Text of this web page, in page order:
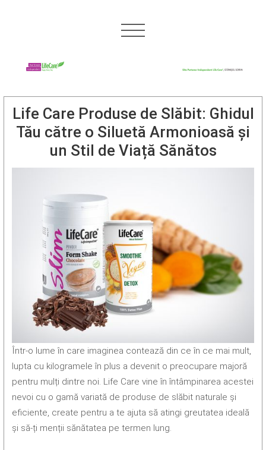
Life Care Produse de Slăbit: Ghidul
Tău către o Siluetă Armonioasă și
un Stil de Viață Sănătos
Într-o lume în care imaginea contează din ce în ce mai mult,
lupta cu kilogramele în plus a devenit o preocupare majoră
pentru mulți dintre noi. Life Care vine în întâmpinarea acestei
nevoi cu o gamă variată de produse de slăbit naturale și
eficiente, create pentru a te ajuta să atingi greutatea ideală
și să-ți menții sănătatea pe termen lung.